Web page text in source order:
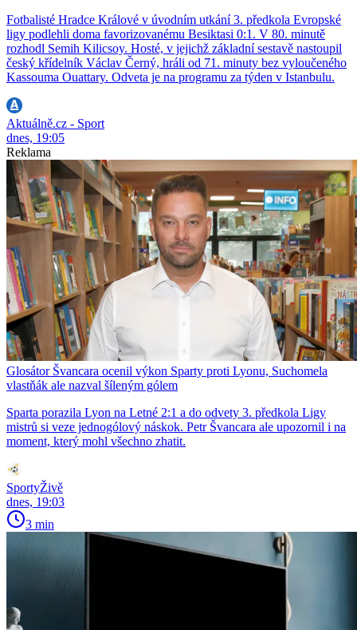
Fotbalisté Hradce Králové v úvodním utkání 3. předkola Evropské
ligy podlehli doma favorizovanému Besiktasi 0:1. V 80. minutě
rozhodl Semih Kilicsoy. Hosté, v jejichž základní sestavě nastoupil
český křídelník Václav Černý, hráli od 71. minuty bez vyloučeného
Kassouma Ouattary. Odveta je na programu za týden v Istanbulu.
Aktuálně.cz - Sport
dnes, 19:05
Reklama
Glosátor Švancara ocenil výkon Sparty proti Lyonu, Suchomela
vlastňák ale nazval šíleným gólem
Sparta porazila Lyon na Letné 2:1 a do odvety 3. předkola Ligy
mistrů si veze jednogólový náskok. Petr Švancara ale upozornil i na
moment, který mohl všechno zhatit.
SportyŽivě
dnes, 19:03
3 min